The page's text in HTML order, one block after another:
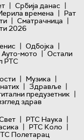
| Србија данас |
времена | Рат
| Сматрачница |
2026
| Одбојка |
Ауто-мото | Остали
РТС
| Музика |
| Здравље |
предузетник |
здрав
| РТС Наука |
| РТС Коло |
Полетарац